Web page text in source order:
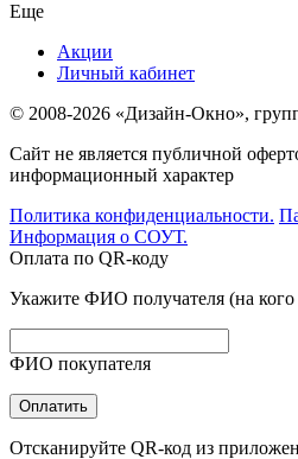
Еще
Акции
Личный кабинет
© 2008-2026 «Дизайн-Окно»,
Сайт не является публичной
информационный характер
Политика конфиденциальности.
Информация о СОУТ.
Оплата по QR-коду
Укажите ФИО получателя (на
ФИО покупателя
Оплатить
Отсканируйте QR-код из